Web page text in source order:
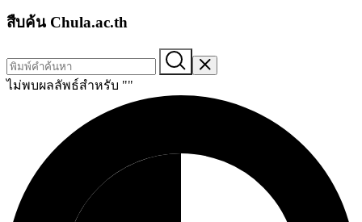
สืบค้น Chula.ac.th
ไม่พบผลลัพธ์สำหรับ ""